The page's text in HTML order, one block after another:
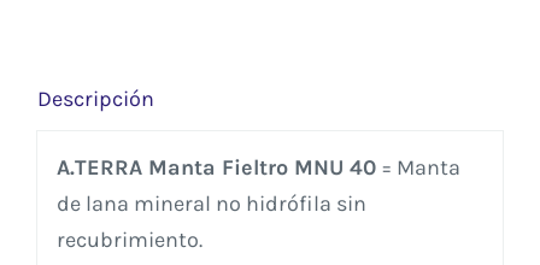
Descripción
A.TERRA Manta Fieltro MNU 40= Manta
de lana mineral no hidrófila sin
recubrimiento.